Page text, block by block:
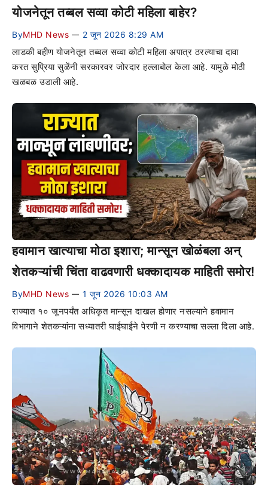
योजनेतून तब्बल सव्वा कोटी महिला बाहेर?
ByMHD News — 2 जून 2026 8:29 AM
लाडकी बहीण योजनेतून तब्बल सव्वा कोटी महिला अपात्र ठरल्याचा दावा
करत सुप्रिया सुळेंनी सरकारवर जोरदार हल्लाबोल केला आहे. यामुळे मोठी
खळबळ उडाली आहे.
हवामान खात्याचा मोठा इशारा; मान्सून खोळंबला अन्
शेतकऱ्यांची चिंता वाढवणारी धक्कादायक माहिती समोर!
ByMHD News — 1 जून 2026 10:03 AM
राज्यात १० जूनपर्यंत अधिकृत मान्सून दाखल होणार नसल्याने हवामान
विभागाने शेतकऱ्यांना सध्यातरी घाईघाईने पेरणी न करण्याचा सल्ला दिला आहे.